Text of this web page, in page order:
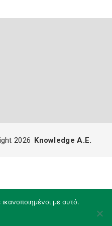
με αυτό.
2026 Knowledge A.E.